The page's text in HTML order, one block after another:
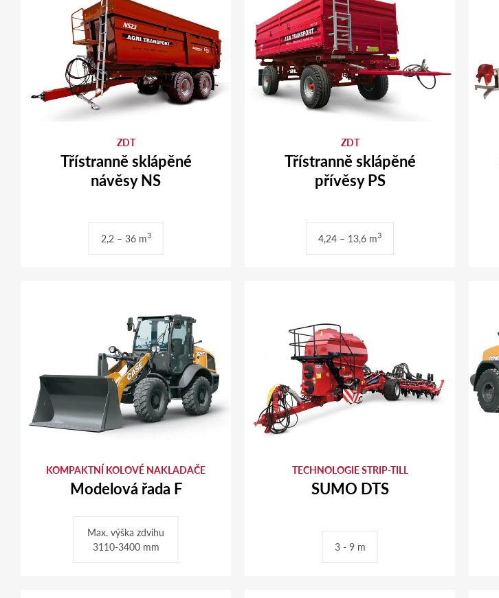
ZDT
Třístranně sklápěné
návěsy NS
2,2 – 36 m3
ZDT
Třístranně sklápěné
přívěsy PS
4,24 – 13,6 m3
KOMPAKTNÍ KOLOVÉ NAKLADAČE
Modelová řada F
Max. výška zdvihu
3110-3400 mm
TECHNOLOGIE STRIP-TILL
SUMO DTS
3 - 9 m